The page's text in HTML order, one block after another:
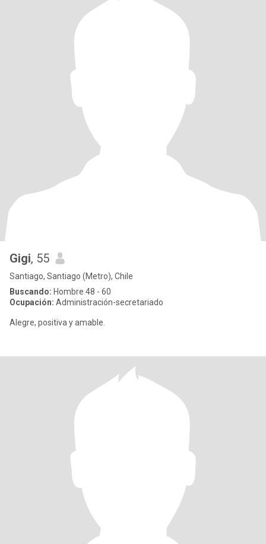
Gigi, 55
Santiago, Santiago (Metro), Chile
Buscando: Hombre 48 - 60
Ocupación: Administración-secretariado
Alegre, positiva y amable.